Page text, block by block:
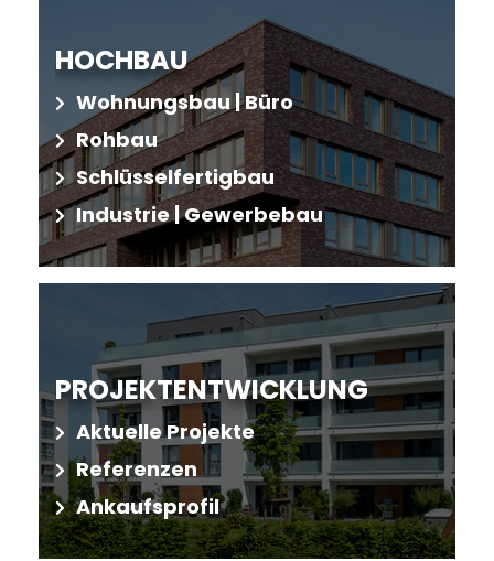
HOCHBAU
Wohnungsbau | Büro
Rohbau
Schlüsselfertigbau
Industrie | Gewerbebau
PROJEKTENTWICKLUNG
Aktuelle Projekte
Referenzen
Ankaufsprofil